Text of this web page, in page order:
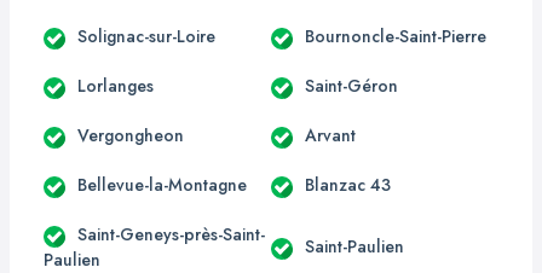
Solignac-sur-Loire Bournoncle-Saint-Pierre
Lorlanges Saint-Géron
Vergongheon Arvant
Bellevue-la-Montagne Blanzac 43
Saint-Geneys-près-Saint-
Paulien
Saint-Paulien